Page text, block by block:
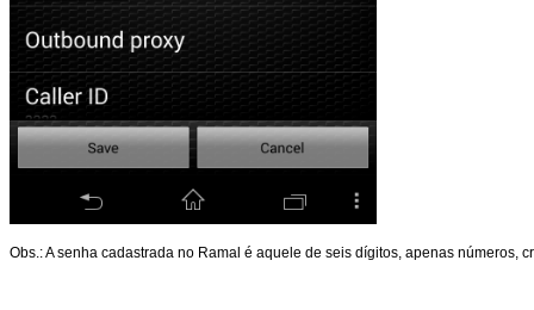
Obs.: A senha cadastrada no Ramal é aquele de seis dígitos, apenas números,